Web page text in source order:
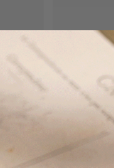
GEORGIA
color